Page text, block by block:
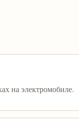
на электромобиле.